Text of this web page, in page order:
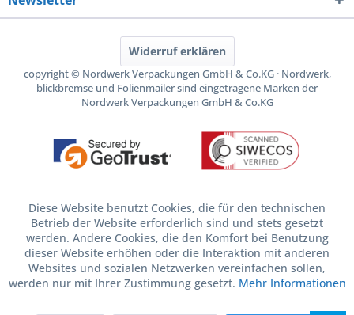
Widerruf erklären
copyright © Nordwerk Verpackungen GmbH & Co.KG · Nordwerk,
blickbremse und Folienmailer sind eingetragene Marken der
Nordwerk Verpackungen GmbH & Co.KG
Diese Website benutzt Cookies, die für den technischen
Betrieb der Website erforderlich sind und stets gesetzt
werden. Andere Cookies, die den Komfort bei Benutzung
dieser Website erhöhen oder die Interaktion mit anderen
Websites und sozialen Netzwerken vereinfachen sollen,
werden nur mit Ihrer Zustimmung gesetzt. Mehr Informationen